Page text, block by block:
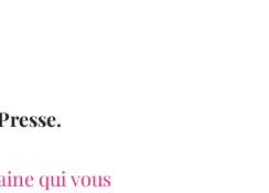
qui vous